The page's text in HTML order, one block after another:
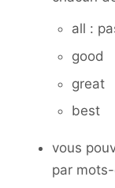
all :
good
great
best
vous
par